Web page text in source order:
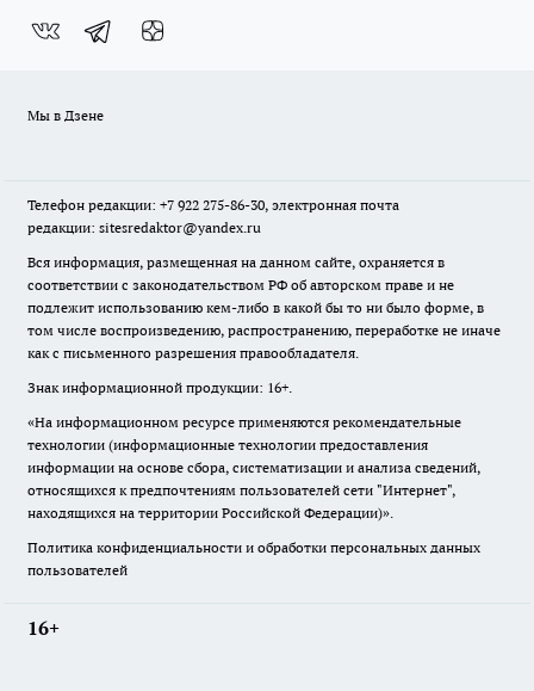
Мы в Дзене
Телефон редакции: +7 922 275-86-30, электронная почта
редакции: sitesredaktor@yandex.ru
Вся информация, размещенная на данном сайте, охраняется в
соответствии с законодательством РФ об авторском праве и не
подлежит использованию кем-либо в какой бы то ни было форме, в
том числе воспроизведению, распространению, переработке не иначе
как с письменного разрешения правообладателя.
Знак информационной продукции: 16+.
«На информационном ресурсе применяются рекомендательные
технологии (информационные технологии предоставления
информации на основе сбора, систематизации и анализа сведений,
относящихся к предпочтениям пользователей сети "Интернет",
находящихся на территории Российской Федерации)».
Политика конфиденциальности и обработки персональных данных
пользователей
16+